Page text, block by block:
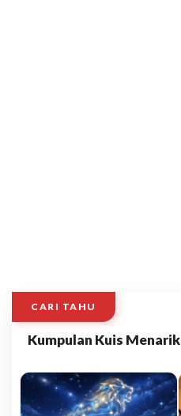
CARI TAHU
Kumpulan Kuis Menarik